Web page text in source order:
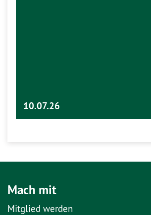
10.07.26
Mach mit
Mitglied werden